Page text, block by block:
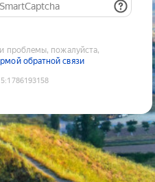
проблемы, пожалуйста,
обратной связи
:1786193158